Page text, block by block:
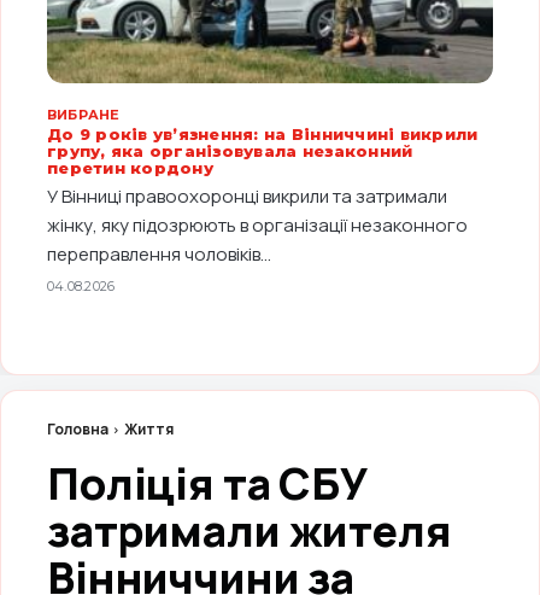
ВИБРАНЕ
До 9 років ув’язнення: на Вінниччині викрили
групу, яка організовувала незаконний
перетин кордону
У Вінниці правоохоронці викрили та затримали
жінку, яку підозрюють в організації незаконного
переправлення чоловіків...
04.08.2026